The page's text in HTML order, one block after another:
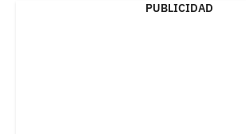
PUBLICIDAD